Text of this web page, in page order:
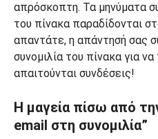
απρόσκοπτη. Τα μηνύματα
του πίνακα παραδίδονται
απαντάτε, η απάντησή σας
συνομιλία του πίνακα για
απαιτούνται συνδέσεις!
Η μαγεία πίσω από
email στη συνομιλία”